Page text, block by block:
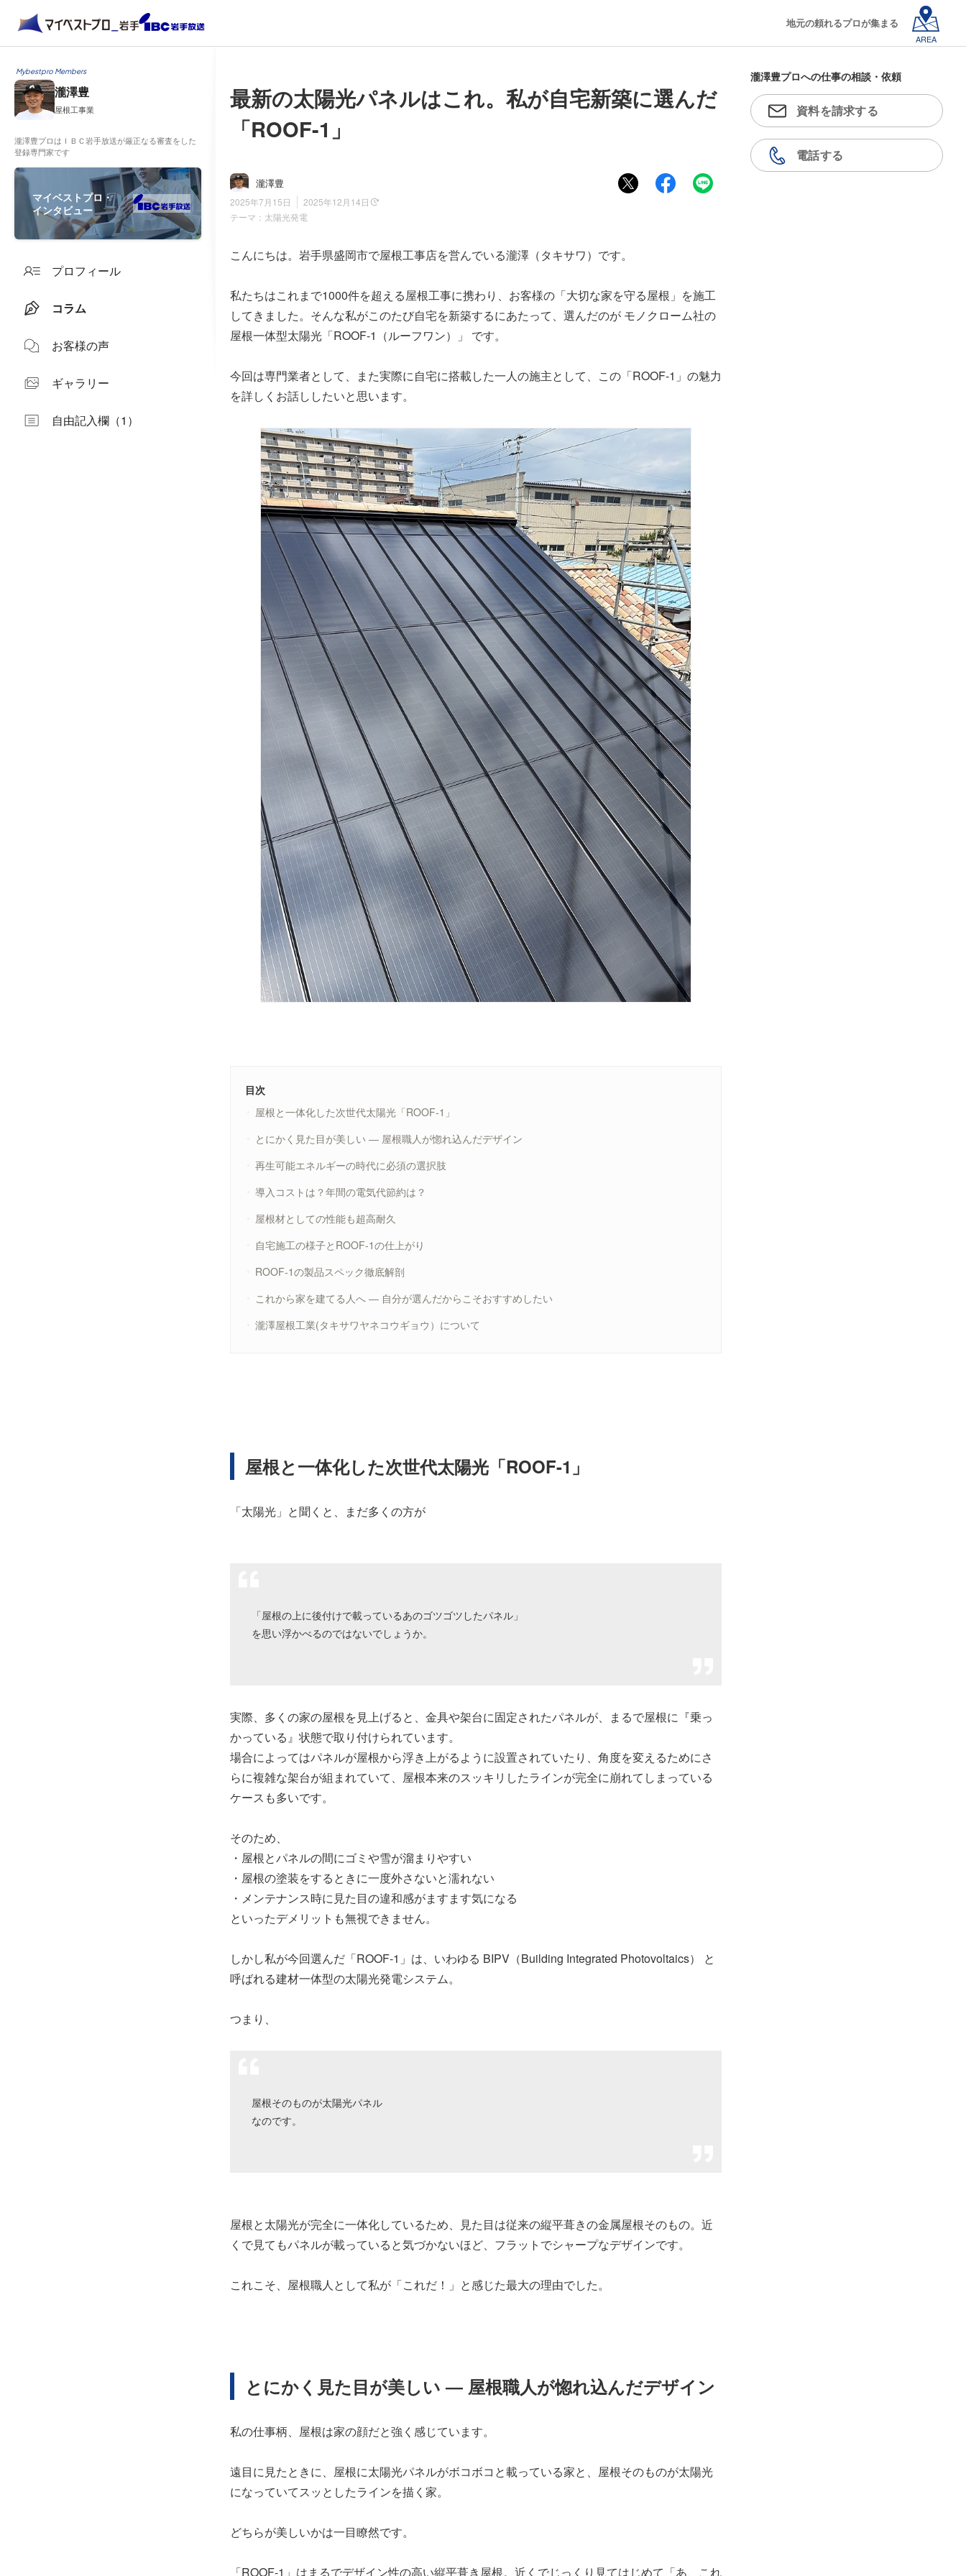
地元の頼れるプロが集まる
AREA
Mybestpro Members
瀧澤豊
屋根工事業
瀧澤豊プロはＩＢＣ岩手放送が厳正なる審査をした
登録専門家です
マイベストプロ・
インタビュー
プロフィール
コラム
お客様の声
ギャラリー
自由記入欄（1）
最新の太陽光パネルはこれ。私が自宅新築に選んだ
「ROOF-1」
瀧澤豊
2025年7月15日
2025年12月14日
テーマ： 太陽光発電
こんにちは。岩手県盛岡市で屋根工事店を営んでいる瀧澤（タキサワ）です。
私たちはこれまで1000件を超える屋根工事に携わり、お客様の「大切な家を守る屋根」を施工
してきました。そんな私がこのたび自宅を新築するにあたって、選んだのが モノクローム社の
屋根一体型太陽光「ROOF-1（ルーフワン）」 です。
今回は専門業者として、また実際に自宅に搭載した一人の施主として、この「ROOF-1」の魅力
を詳しくお話ししたいと思います。
目次
屋根と一体化した次世代太陽光「ROOF-1」
とにかく見た目が美しい ― 屋根職人が惚れ込んだデザイン
再生可能エネルギーの時代に必須の選択肢
導入コストは？年間の電気代節約は？
屋根材としての性能も超高耐久
自宅施工の様子とROOF-1の仕上がり
ROOF‑1の製品スペック徹底解剖
これから家を建てる人へ ― 自分が選んだからこそおすすめしたい
瀧澤屋根工業(タキサワヤネコウギョウ）について
屋根と一体化した次世代太陽光「ROOF-1」
「太陽光」と聞くと、まだ多くの方が
「屋根の上に後付けで載っているあのゴツゴツしたパネル」
を思い浮かべるのではないでしょうか。
実際、多くの家の屋根を見上げると、金具や架台に固定されたパネルが、まるで屋根に『乗っ
かっている』状態で取り付けられています。
場合によってはパネルが屋根から浮き上がるように設置されていたり、角度を変えるためにさ
らに複雑な架台が組まれていて、屋根本来のスッキリしたラインが完全に崩れてしまっている
ケースも多いです。
そのため、
・屋根とパネルの間にゴミや雪が溜まりやすい
・屋根の塗装をするときに一度外さないと濡れない
・メンテナンス時に見た目の違和感がますます気になる
といったデメリットも無視できません。
しかし私が今回選んだ「ROOF-1」は、いわゆる BIPV（Building Integrated Photovoltaics） と
呼ばれる建材一体型の太陽光発電システム。
つまり、
屋根そのものが太陽光パネル
なのです。
屋根と太陽光が完全に一体化しているため、見た目は従来の縦平葺きの金属屋根そのもの。近
くで見てもパネルが載っていると気づかないほど、フラットでシャープなデザインです。
これこそ、屋根職人として私が「これだ！」と感じた最大の理由でした。
とにかく見た目が美しい ― 屋根職人が惚れ込んだデザイン
私の仕事柄、屋根は家の顔だと強く感じています。
遠目に見たときに、屋根に太陽光パネルがボコボコと載っている家と、屋根そのものが太陽光
になっていてスッとしたラインを描く家。
どちらが美しいかは一目瞭然です。
「ROOF-1」はまるでデザイン性の高い縦平葺き屋根。近くでじっくり見てはじめて「あ、これ
瀧澤豊プロへの仕事の相談・依頼
資料を請求する
電話する